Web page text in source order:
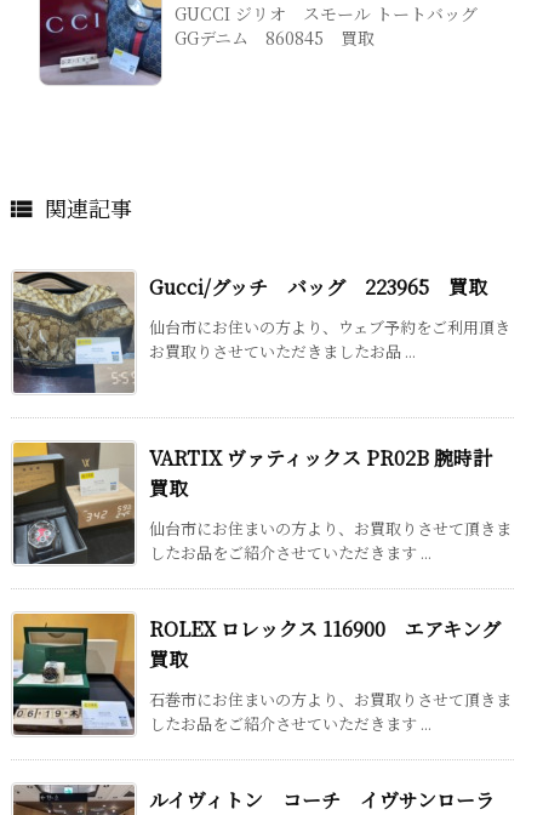
GUCCI ジリオ スモール トートバッグ
GGデニム 860845 買取
 関連記事
Gucci/グッチ バッグ 223965 買取
仙台市にお住いの方より、ウェブ予約をご利用頂き
お買取りさせていただきましたお品 ...
VARTIX ヴァティックス PR02B 腕時計
買取
仙台市にお住まいの方より、お買取りさせて頂きま
したお品をご紹介させていただきます ...
ROLEX ロレックス 116900 エアキング
買取
石巻市にお住まいの方より、お買取りさせて頂きま
したお品をご紹介させていただきます ...
ルイヴィトン コーチ イヴサンローラ